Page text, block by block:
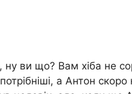
ну ви що? Вам хіба не
а Антон